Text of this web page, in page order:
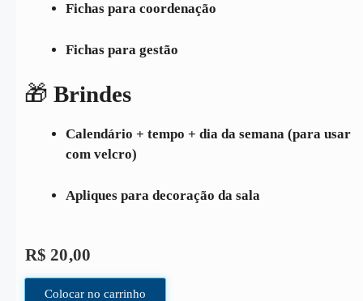
Fichas para coordenação
Fichas para gestão
🎁 Brindes
Calendário + tempo + dia da semana (para usar
com velcro)
Apliques para decoração da sala
R$ 20,00
Colocar no carrinho